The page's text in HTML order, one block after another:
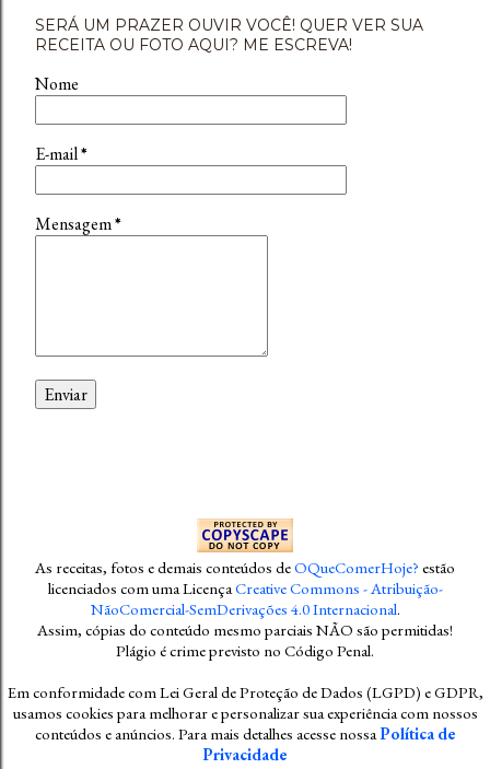
SERÁ UM PRAZER OUVIR VOCÊ! QUER VER SUA
RECEITA OU FOTO AQUI? ME ESCREVA!
Nome
E-mail*
Mensagem*
As receitas, fotos e demais conteúdos deOQueComerHoje? estão
licenciados com uma LicençaCreative Commons - Atribuição-
NãoComercial-SemDerivações 4.0 Internacional.
Assim, cópias do conteúdo mesmo parciais NÃO são permitidas!
Plágio é crime previsto no Código Penal.
Em conformidade com Lei Geral de Proteção de Dados (LGPD) e GDPR,
usamos cookies para melhorar e personalizar sua experiência com nossos
conteúdos e anúncios. Para mais detalhes acesse nossaPolítica de
Privacidade